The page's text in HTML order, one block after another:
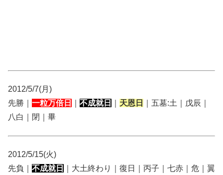
2012/5/7(月)
先勝｜ 一粒万倍日 不成就日 天恩日
｜五墓:土｜戊辰｜
八白｜閉｜畢
2012/5/15(火)
先負｜ 不成就日 ｜大土終わり｜復日｜丙子｜七赤｜危｜翼